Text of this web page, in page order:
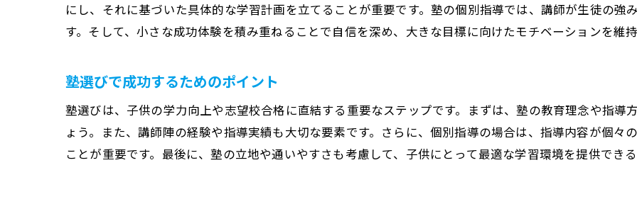
通いやすさがもたらす学習効率の向上
現論会田無校の通学の利便性
田無駅近くでの勉強時間の確保
通学時間を学びに変える方法
個別指導で自己成長を促進する塾の役割と効果
にし、それに基づいた具体的な学習計画を立てることが重要です。塾の個別指導では、講師が生徒の強
す。そして、小さな成功体験を積み重ねることで自信を深め、大きな目標に向けたモチベーションを維
塾選びで成功するためのポイント
塾選びは、子供の学力向上や志望校合格に直結する重要なステップです。まずは、塾の教育理念や指導
ょう。また、講師陣の経験や指導実績も大切な要素です。さらに、個別指導の場合は、指導内容が個々
ことが重要です。最後に、塾の立地や通いやすさも考慮して、子供にとって最適な学習環境を提供でき